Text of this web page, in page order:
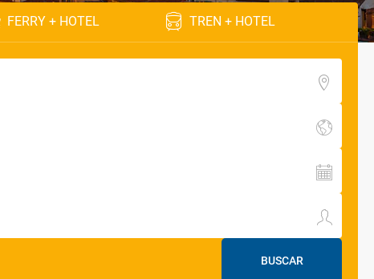
FERRY + HOTEL TREN + HOTEL
BUSCAR